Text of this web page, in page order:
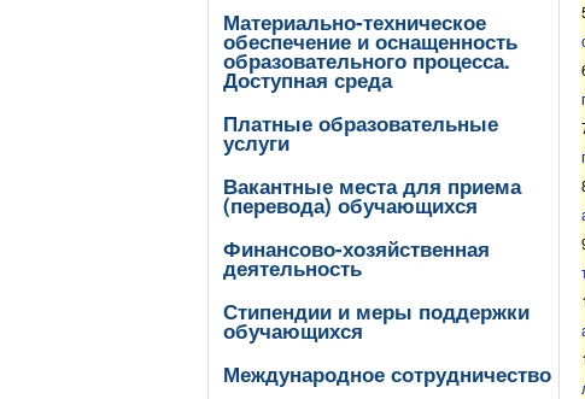
Материально-техническое
обеспечение и оснащенность
образовательного процесса.
Доступная среда
Платные образовательные
услуги
Вакантные места для приема
(перевода) обучающихся
Финансово-хозяйственная
деятельность
Стипендии и меры поддержки
обучающихся
Международное сотрудничество